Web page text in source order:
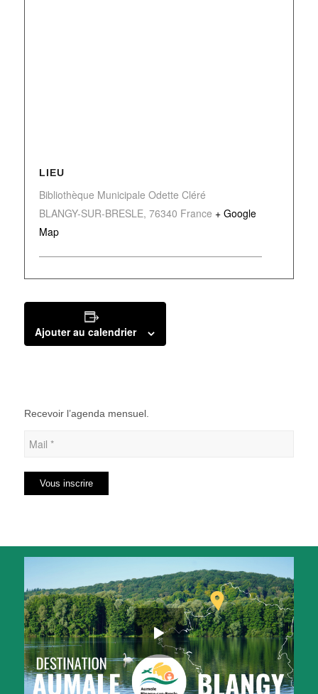
LIEU
Bibliothèque Municipale Odette Cléré
BLANGY-SUR-BRESLE, 76340 France + Google
Map
Ajouter au calendrier
Recevoir l’agenda mensuel.